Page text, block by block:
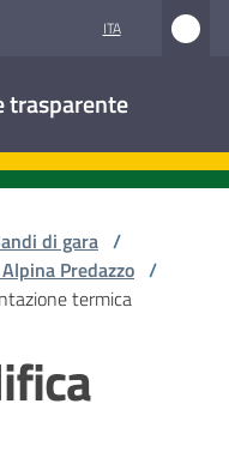
ITA
trasparente
di gara /
Predazzo /
termica